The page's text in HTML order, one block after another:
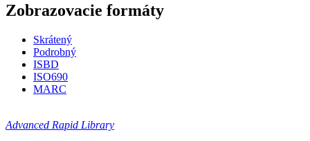
Zobrazovacie formáty
Skrátený
Podrobný
ISBD
ISO690
MARC
Advanced Rapid Library